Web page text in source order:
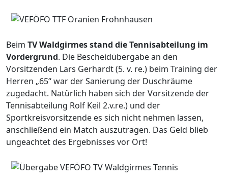
Beim TV Waldgirmes stand die Tennisabteilung im
Vordergrund. Die Bescheidübergabe an den
Vorsitzenden Lars Gerhardt (5. v. re.) beim Training der
Herren „65“ war der Sanierung der Duschräume
zugedacht. Natürlich haben sich der Vorsitzende der
Tennisabteilung Rolf Keil 2.v.re.) und der
Sportkreisvorsitzende es sich nicht nehmen lassen,
anschließend ein Match auszutragen. Das Geld blieb
ungeachtet des Ergebnisses vor Ort!